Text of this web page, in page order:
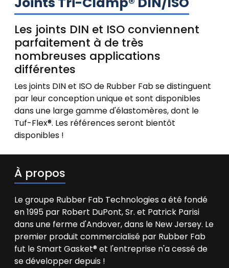
Les joints DIN et ISO conviennent
parfaitement à de très
nombreuses applications
différentes
Les joints DIN et ISO de Rubber Fab se distinguent
par leur conception unique et sont disponibles
dans une large gamme d'élastomères, dont le
Tuf-Flex®. Les références seront bientôt
disponibles !
À propos
Le groupe Rubber Fab Technologies a été fondé
en 1995 par Robert DuPont, Sr. et Patrick Parisi
dans une ferme d'Andover, dans le New Jersey. Le
premier produit commercialisé par Rubber Fab
fut le Smart Gasket® et l'entreprise n'a cessé de
se développer depuis !